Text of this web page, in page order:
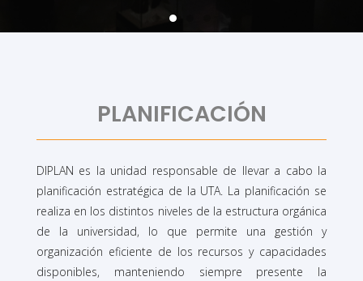
PLANIFICACIÓN
DIPLAN es la unidad responsable de llevar a cabo la
planificación estratégica de la UTA. La planificación se
realiza en los distintos niveles de la estructura orgánica
de la universidad, lo que permite una gestión y
organización eficiente de los recursos y capacidades
disponibles, manteniendo siempre presente la